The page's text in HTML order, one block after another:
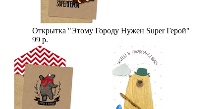
Открытка "Этому Городу Нужен Super Герой"
99 р.